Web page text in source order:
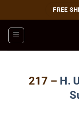
qua
nội
dung
FREE
217 – H.